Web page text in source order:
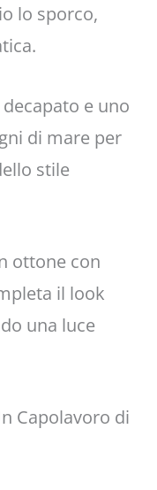
lo sporco,
e uno
di mare per
stile
ottone con
il look
una luce
Capolavoro di